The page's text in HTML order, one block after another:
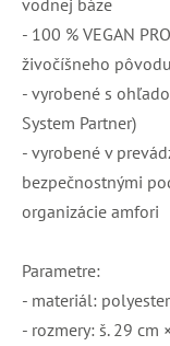
- 100 % VEGAN
živočíšneho pôvodu
- vyrobené s
System Partner)
- vyrobené v
bezpečnostnými
organizácie amfori
Parametre:
- materiál: polyester
- rozmery: š. 29 cm